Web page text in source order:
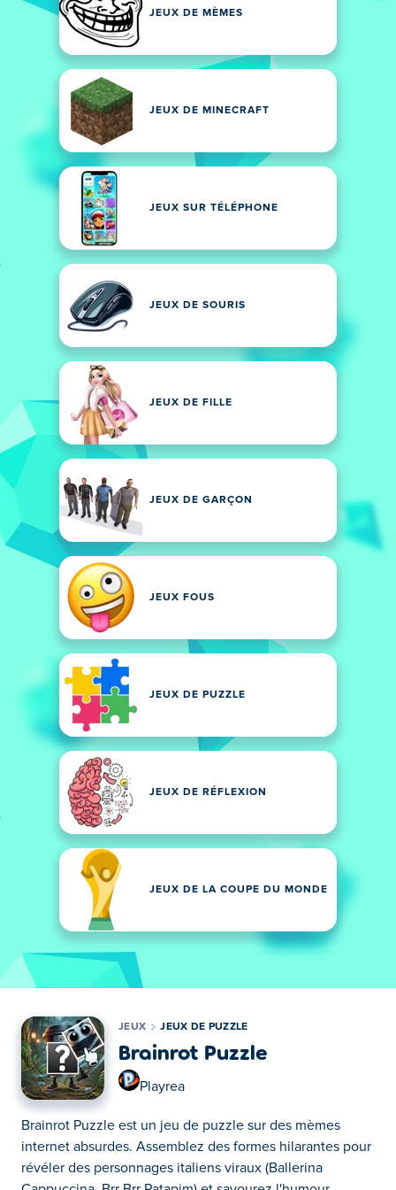
JEUX DE MÈMES
JEUX DE MINECRAFT
JEUX SUR TÉLÉPHONE
JEUX DE SOURIS
JEUX DE FILLE
JEUX DE GARÇON
JEUX FOUS
JEUX DE PUZZLE
JEUX DE RÉFLEXION
JEUX DE LA COUPE DU MONDE
JEUX JEUX DE PUZZLE
Brainrot Puzzle
Playrea
Brainrot Puzzle est un jeu de puzzle sur des mèmes
internet absurdes. Assemblez des formes hilarantes pour
révéler des personnages italiens viraux (Ballerina